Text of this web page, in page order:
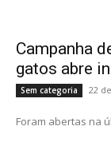
Campanha
gatos abre
Sem categoria 22
Foram abertas na